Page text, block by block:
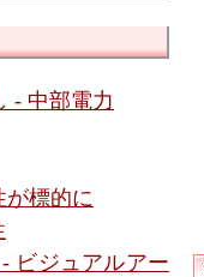
- 中部電力
が標的に
ビジュアルアー